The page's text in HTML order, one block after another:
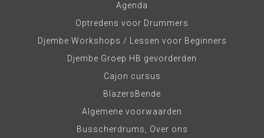
Agenda
Optredens voor Drummers
Djembe Workshops / Lessen voor Beginners
Djembe Groep HB gevorderden
Cajon cursus
BlazersBende
Algemene voorwaarden
Busscherdrums, Over ons